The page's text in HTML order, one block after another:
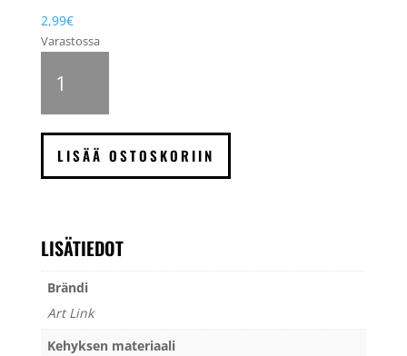
2,99€
Varastossa
Link
määrä
LISÄÄ OSTOSKORIIN
LISÄTIEDOT
Brändi
Art Link
Kehyksen materiaali